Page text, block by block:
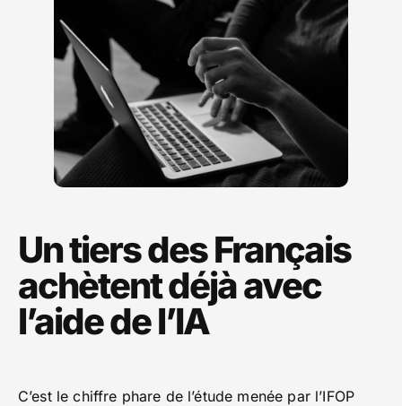
Un tiers des Français
achètent déjà avec
l’aide de l’IA
C’est le chiffre phare de l’étude menée par l’IFOP